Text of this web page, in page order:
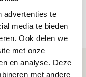
advertenties te
media te bieden
Ook delen we
met onze
en analyse. Deze
met andere
1? Dat